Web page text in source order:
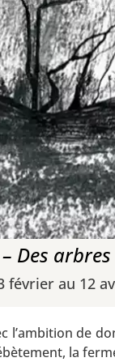
Des
février au 12
de
la